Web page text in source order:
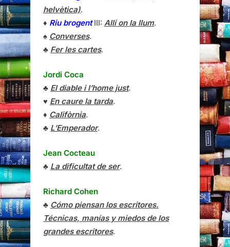
helvètica).
♦ Riu brogentIII: Allí on la llum.
♠ Converses.
♣ Fer les cartes.
Jordi Coca
♣ El diable i l’home just.
♥ En caure la tarda.
♦ Califòrnia.
♣ L’Emperador.
Jean Cocteau
♣ La dificultat de ser.
Richard Cohen
♣ Cómo piensan los escritores.
Técnicas, manías y miedos de los
grandes escritores.